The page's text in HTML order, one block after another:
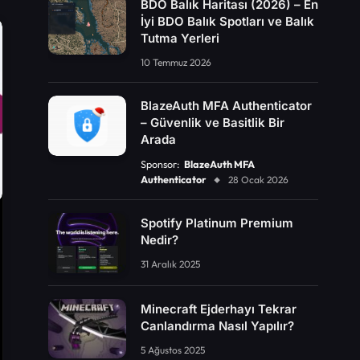
BDO Balık Haritası (2026) – En
İyi BDO Balık Spotları ve Balık
Tutma Yerleri
10 Temmuz 2026
BlazeAuth MFA Authenticator
– Güvenlik ve Basitlik Bir
Arada
Sponsor: BlazeAuth MFA
Authenticator
28 Ocak 2026
Spotify Platinum Premium
Nedir?
31 Aralık 2025
Minecraft Ejderhayı Tekrar
Canlandırma Nasıl Yapılır?
5 Ağustos 2025